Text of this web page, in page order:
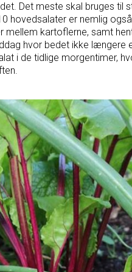
Det meste skal bruges til
hovedsalater er nemlig
mellem kartoflerne, samt
hvor bedet ikke længere
i de tidlige morgentimer,